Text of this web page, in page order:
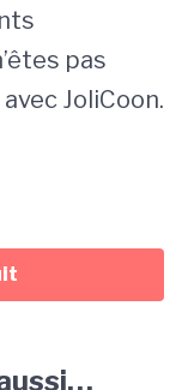
pas
JoliCoon.